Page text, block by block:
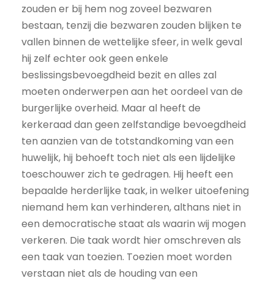
zouden er bij hem nog zoveel bezwaren
bestaan, tenzij die bezwaren zouden blijken te
vallen binnen de wettelijke sfeer, in welk geval
hij zelf echter ook geen enkele
beslissingsbevoegdheid bezit en alles zal
moeten onderwerpen aan het oordeel van de
burgerlijke overheid. Maar al heeft de
kerkeraad dan geen zelfstandige bevoegdheid
ten aanzien van de totstandkoming van een
huwelijk, hij behoeft toch niet als een lijdelijke
toeschouwer zich te gedragen. Hij heeft een
bepaalde herderlijke taak, in welker uitoefening
niemand hem kan verhinderen, althans niet in
een democratische staat als waarin wij mogen
verkeren. Die taak wordt hier omschreven als
een taak van toezien. Toezien moet worden
verstaan niet als de houding van een